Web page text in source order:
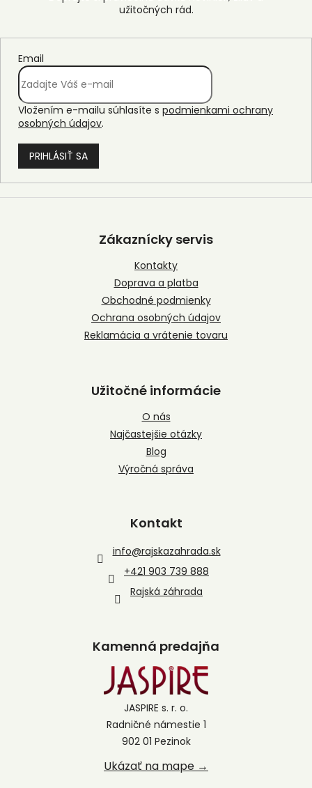
Email
Vložením e-mailu súhlasíte s podmienkami ochrany
osobných údajov.
PRIHLÁSIŤ SA
Z
Zákaznícky servis
Kontakty
Doprava a platba
Obchodné podmienky
Ochrana osobných údajov
Reklamácia a vrátenie tovaru
Užitočné informácie
O nás
Najčastejšie otázky
Blog
Výročná správa
Kontakt
info@rajskazahrada.sk
+421 903 739 888
Rajská záhrada
Kamenná predajňa
JASPIRE s. r. o.
Radničné námestie 1
902 01 Pezinok
Ukázať na mape →